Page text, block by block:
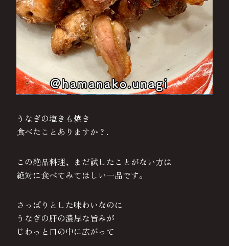
うなぎの塩きも焼き
食べたことありますか？.
この絶品料理、まだ試したことがない方は
絶対に食べてみてほしい一品です。
さっぱりとした味わいなのに
うなぎの肝の濃厚な旨みが
じわっと口の中に広がって